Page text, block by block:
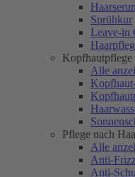
Sprühkur
Leave-in
Kopfhautpflege
Alle
Pflege nach
Alle
Anti-
Anti-